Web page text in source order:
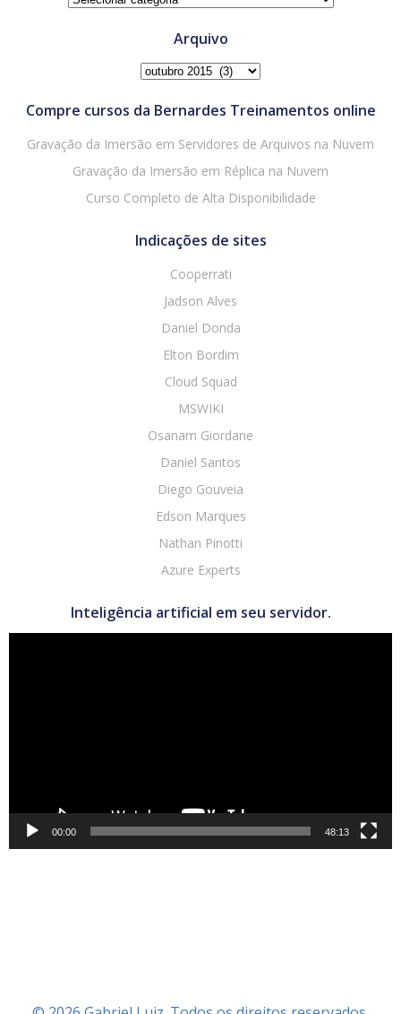
Arquivo
Arquivo
Compre cursos da Bernardes Treinamentos online
Gravação da Imersão em Servidores de Arquivos na Nuvem
Gravação da Imersão em Réplica na Nuvem
Curso Completo de Alta Disponibilidade
Indicações de sites
Cooperrati
Jadson Alves
Daniel Donda
Elton Bordim
Cloud Squad
MSWIKI
Osanam Giordane
Daniel Santos
Diego Gouveia
Edson Marques
Nathan Pinotti
Azure Experts
Inteligência artificial em seu servidor.
00:00 48:13